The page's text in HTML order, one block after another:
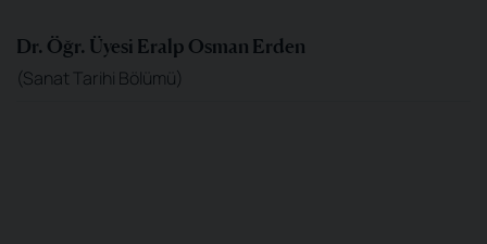
Dr. Öğr. Üyesi Eralp Osman Erden
(Sanat Tarihi Bölümü)